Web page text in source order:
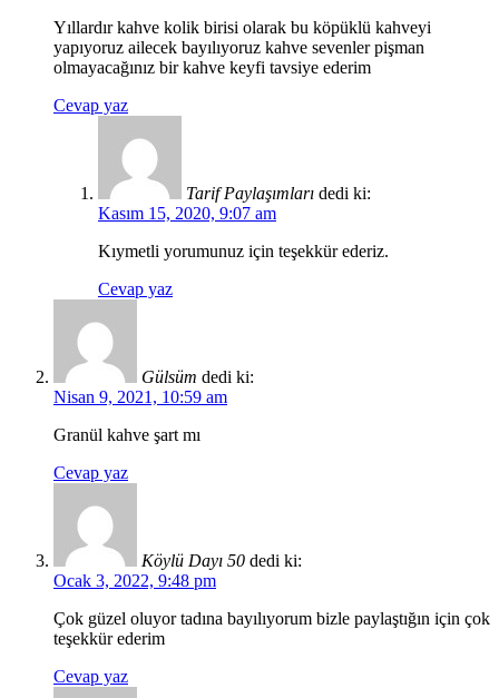
Yıllardır kahve kolik birisi olarak bu köpüklü kahveyi
yapıyoruz ailecek bayılıyoruz kahve sevenler pişman
olmayacağınız bir kahve keyfi tavsiye ederim
Cevap yaz
Tarif Paylaşımları dedi ki:
Kasım 15, 2020, 9:07 am
Kıymetli yorumunuz için teşekkür ederiz.
Cevap yaz
Gülsüm dedi ki:
Nisan 9, 2021, 10:59 am
Granül kahve şart mı
Cevap yaz
Köylü Dayı 50 dedi ki:
Ocak 3, 2022, 9:48 pm
Çok güzel oluyor tadına bayılıyorum bizle paylaştığın için çok
teşekkür ederim
Cevap yaz